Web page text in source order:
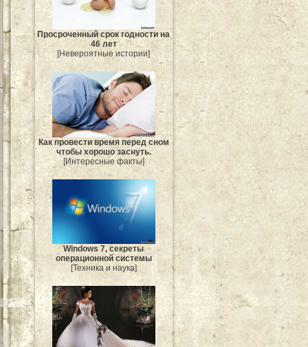
Просроченный срок годности на
46 лет
[Невероятные истории]
Как провести время перед сном
чтобы хорошо заснуть.
[Интересные факты]
Windows 7, секреты
операционной системы
[Техника и наука]